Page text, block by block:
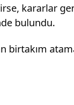
kararlar
bulundu.
birtakım